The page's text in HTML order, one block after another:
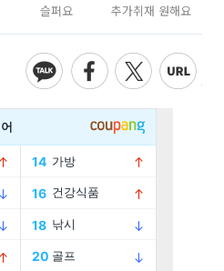
슬퍼요 추가취재 원해요